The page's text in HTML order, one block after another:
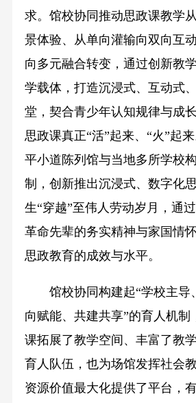
求。馆校协同推动思政课教学
景体验、从单向灌输向双向互
向多元融合转变，通过创新教
学载体，打造沉浸式、互动式
堂，契合青少年认知规律与成
思政课真正“活”起来、“火”起
平小道陈列馆与当地多所学校
制，创新推出沉浸式、数字化
生“穿越”至伟人劳动岁月，通
革命先辈的务实精神与家国情
思政教育的成效与水平。
馆校协同构建起“学校主导
向赋能、共建共享”的育人机制
课拓展了教学空间、丰富了教
育人队伍，也为场馆发挥社会
资源价值最大化提供了平台，